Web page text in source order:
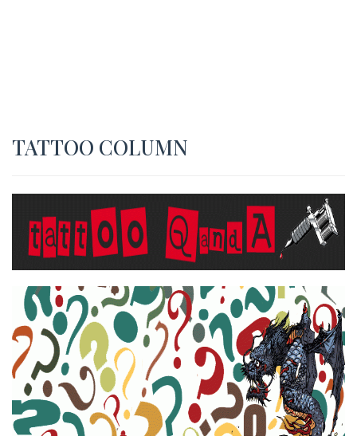
TATTOO COLUMN